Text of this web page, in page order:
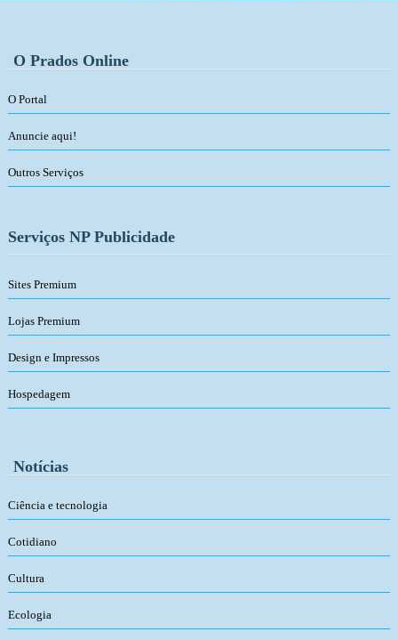
O Prados Online
O Portal
Anuncie aqui!
Outros Serviços
Serviços NP Publicidade
Sites Premium
Lojas Premium
Design e Impressos
Hospedagem
Notícias
Ciência e tecnologia
Cotidiano
Cultura
Ecologia